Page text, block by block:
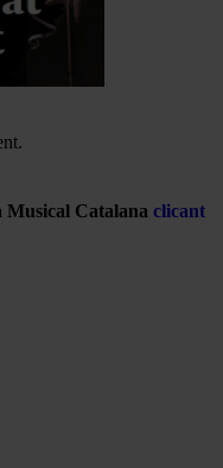
Musical Catalana clicant